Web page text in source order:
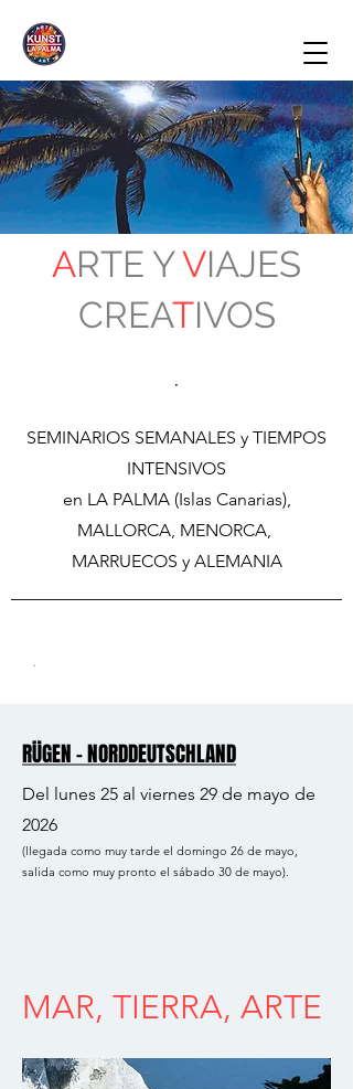
ARTE YVIAJES
CREATIVOS
.
SEMINARIOS SEMANALES y TIEMPOS
INTENSIVOS
en LA PALMA (Islas Canarias),
MALLORCA, MENORCA,
MARRUECOS y ALEMANIA
.
RÜGEN - NORDDEUTSCHLAND
RÜGEN - NORDDEUTSCHLAND
Del lunes 25 al viernes 29 de mayo de
2026
(llegada como muy tarde el domingo 26 de mayo,
salida como muy pronto el sábado 30 de mayo).
MAR, TIERRA, ARTE